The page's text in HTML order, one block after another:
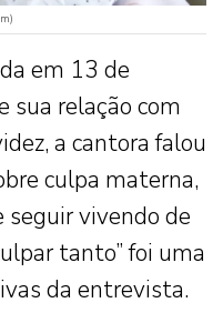
em 13 de
relação com
a cantora falou
culpa materna,
vivendo de
tanto” foi uma
da entrevista.